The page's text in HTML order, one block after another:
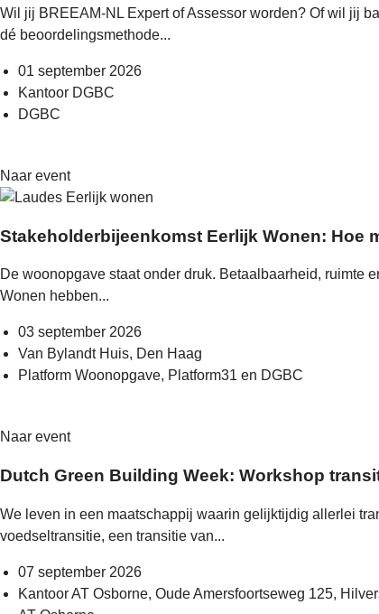
Wil jij BREEAM-NL Expert of Assessor worden? Of wil jij
dé beoordelingsmethode...
01 september 2026
Kantoor DGBC
DGBC
Naar event
Stakeholderbijeenkomst Eerlijk Wonen: Hoe
De woonopgave staat onder druk. Betaalbaarheid, ruimte
Wonen hebben...
03 september 2026
Van Bylandt Huis, Den Haag
Platform Woonopgave, Platform31 en DGBC
Naar event
Dutch Green Building Week: Workshop
We leven in een maatschappij waarin gelijktijdig allerlei
voedseltransitie, een transitie van...
07 september 2026
Kantoor AT Osborne, Oude Amersfoortseweg 125,